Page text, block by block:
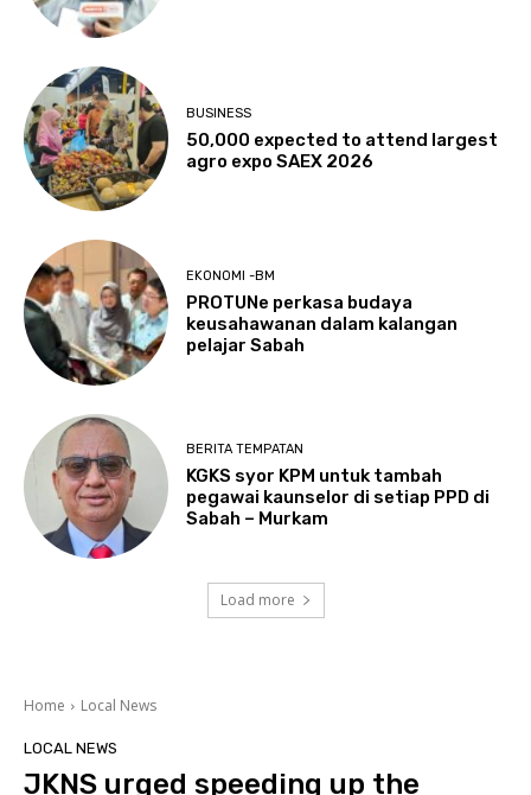
BUSINESS
50,000 expected to attend largest
agro expo SAEX 2026
EKONOMI -BM
PROTUNe perkasa budaya
keusahawanan dalam kalangan
pelajar Sabah
BERITA TEMPATAN
KGKS syor KPM untuk tambah
pegawai kaunselor di setiap PPD di
Sabah – Murkam
Load more